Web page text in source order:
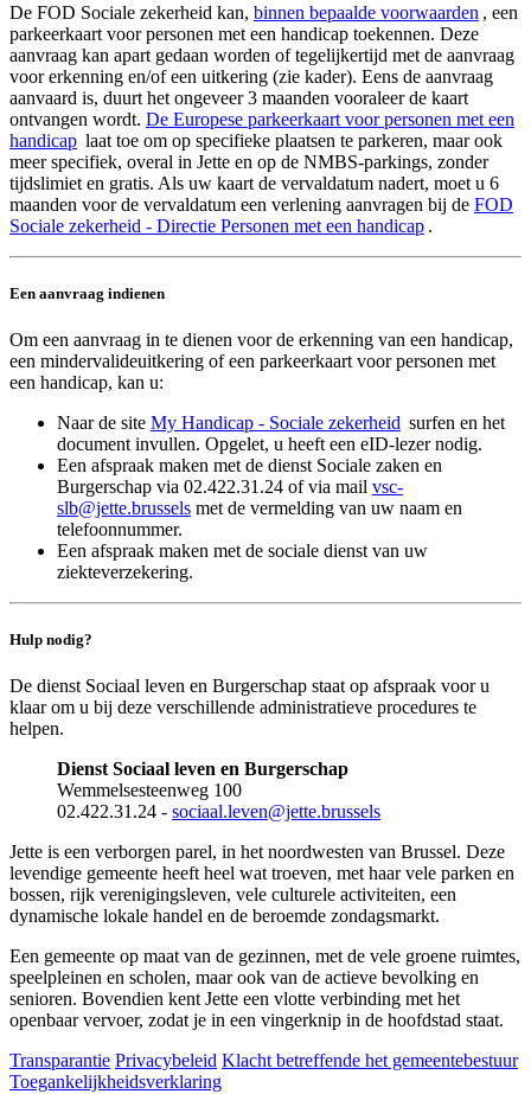
De FOD Sociale zekerheid kan, binnen bepaalde voorwaarden , een
parkeerkaart voor personen met een handicap toekennen. Deze
aanvraag kan apart gedaan worden of tegelijkertijd met de aanvraag
voor erkenning en/of een uitkering (zie kader). Eens de aanvraag
aanvaard is, duurt het ongeveer 3 maanden vooraleer de kaart
ontvangen wordt. De Europese parkeerkaart voor personen met een
handicap laat toe om op specifieke plaatsen te parkeren, maar ook
meer specifiek, overal in Jette en op de NMBS-parkings, zonder
tijdslimiet en gratis. Als uw kaart de vervaldatum nadert, moet u 6
maanden voor de vervaldatum een verlening aanvragen bij de FOD
Sociale zekerheid - Directie Personen met een handicap .
Een aanvraag indienen
Om een aanvraag in te dienen voor de erkenning van een handicap,
een mindervalideuitkering of een parkeerkaart voor personen met
een handicap, kan u:
Naar de site My Handicap - Sociale zekerheid surfen en het
document invullen. Opgelet, u heeft een eID-lezer nodig.
Een afspraak maken met de dienst Sociale zaken en
Burgerschap via 02.422.31.24 of via mail vsc-
slb@jette.brussels met de vermelding van uw naam en
telefoonnummer.
Een afspraak maken met de sociale dienst van uw
ziekteverzekering.
Hulp nodig?
De dienst Sociaal leven en Burgerschap staat op afspraak voor u
klaar om u bij deze verschillende administratieve procedures te
helpen.
Dienst Sociaal leven en Burgerschap
Wemmelsesteenweg 100
02.422.31.24 - sociaal.leven@jette.brussels
Jette is een verborgen parel, in het noordwesten van Brussel. Deze
levendige gemeente heeft heel wat troeven, met haar vele parken en
bossen, rijk verenigingsleven, vele culturele activiteiten, een
dynamische lokale handel en de beroemde zondagsmarkt.
Een gemeente op maat van de gezinnen, met de vele groene ruimtes,
speelpleinen en scholen, maar ook van de actieve bevolking en
senioren. Bovendien kent Jette een vlotte verbinding met het
openbaar vervoer, zodat je in een vingerknip in de hoofdstad staat.
Transparantie Privacybeleid Klacht betreffende het gemeentebestuur
Toegankelijkheidsverklaring